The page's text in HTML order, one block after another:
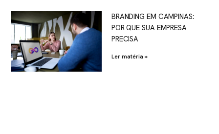
BRANDING EM CAMPINAS:
POR QUE SUA EMPRESA
PRECISA
Ler matéria »